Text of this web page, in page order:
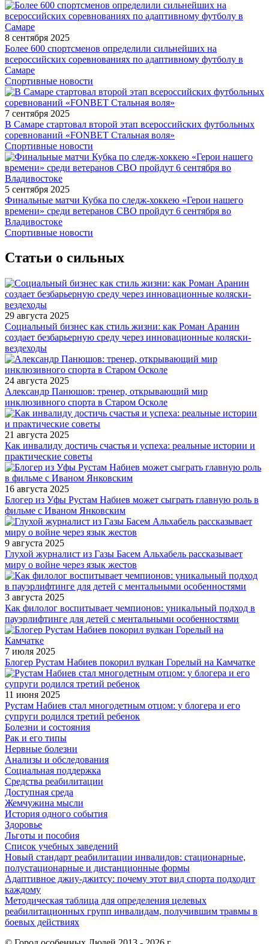
8 сентября 2025
Более 600 спортсменов определили сильнейших на
всероссийских соревнованиях по адаптивному футболу в
Самаре
Спортивные новости
7 сентября 2025
В Самаре стартовал второй этап всероссийских футбольных
соревнований «FONBET Стальная воля»
Спортивные новости
5 сентября 2025
Финальные матчи Кубка по следж-хоккею «Герои нашего
времени» среди ветеранов СВО пройдут 6 сентября во
Владивостоке
Спортивные новости
Статьи о сильных
29 августа 2025
Социальный бизнес как стиль жизни: как Роман Аранин
создает безбарьерную среду через инновационные коляски-
вездеходы
24 августа 2025
Александр Панюшов: тренер, открывающий мир
инклюзивного спорта в Старом Осколе
21 августа 2025
Как инвалиду достичь счастья и успеха: реальные истории и
практические советы
16 августа 2025
Блогер из Уфы Рустам Набиев может сыграть главную роль в
фильме с Иваном Янковским
9 августа 2025
Глухой журналист из Газы Басем Альхабель рассказывает
миру о войне через язык жестов
3 августа 2025
Как филолог воспитывает чемпионов: уникальный подход в
пауэрлифтинге для детей с ментальными особенностями
7 июля 2025
Блогер Рустам Набиев покорил вулкан Горелый на Камчатке
11 июня 2025
Рустам Набиев стал многодетным отцом: у блогера и его
супруги родился третий ребенок
Болезни и состояния
Рак и его типы
Нервные болезни
Анализы и обследования
Социальная поддержка
Средства реабилитации
Доступная среда
Жемчужина мысли
История одного события
Здоровье
Льготы и пособия
Список учебных заведений
Новый стандарт реабилитации инвалидов: стационарные,
полустационарные и дистанционные формы
Адаптивное джиу-джитсу: почему этот вид спорта подходит
каждому
Методическая таблица для определения целевых
реабилитационных групп инвалидам, получившим травмы в
боевых действиях